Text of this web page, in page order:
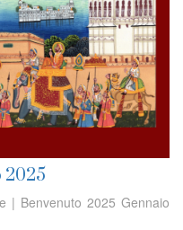
2025
| Benvenuto 2025 Gennaio